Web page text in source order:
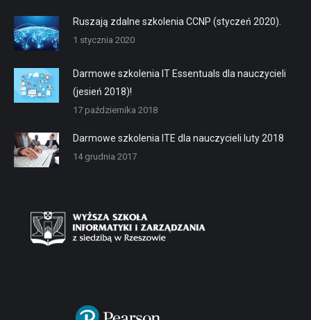
Ruszają zdalne szkolenia CCNP (styczeń 2020).
1 stycznia 2020
Darmowe szkolenia IT Essentuals dla nauczycieli
(jesień 2018)!
17 października 2018
Darmowe szkolenia ITE dla nauczycieli luty 2018
14 grudnia 2017